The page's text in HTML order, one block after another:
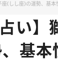
座(しし座)の運勢、基本
い
基本